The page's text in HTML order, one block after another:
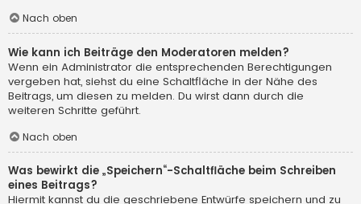
Nach oben
Wie kann ich Beiträge den Moderatoren melden?
Wenn ein Administrator die entsprechenden Berechtigungen
vergeben hat, siehst du eine Schaltfläche in der Nähe des
Beitrags, um diesen zu melden. Du wirst dann durch die
weiteren Schritte geführt.
Nach oben
Was bewirkt die „Speichern“-Schaltfläche beim Schreiben
eines Beitrags?
Hiermit kannst du die geschriebene Entwürfe speichern und zu